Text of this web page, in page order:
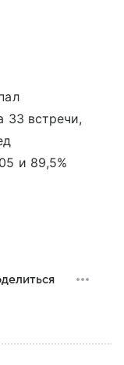
33 встречи,
и 89,5%